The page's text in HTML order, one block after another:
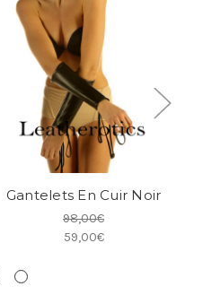
Gantelets En Cuir Noir
98,00€
59,00€